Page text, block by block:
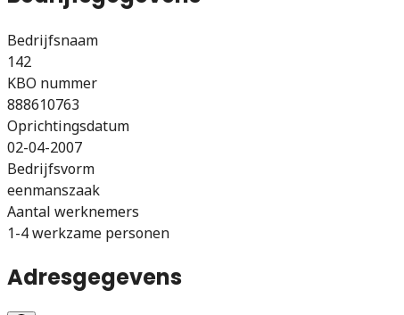
Bedrijfsnaam
142
KBO nummer
888610763
Oprichtingsdatum
02-04-2007
Bedrijfsvorm
eenmanszaak
Aantal werknemers
1-4 werkzame personen
Adresgegevens